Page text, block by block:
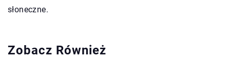
słoneczne.
Zobacz Również